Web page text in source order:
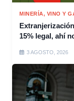
MINERÍA, VINO Y
15% legal, ahí
3 AGOSTO, 2026